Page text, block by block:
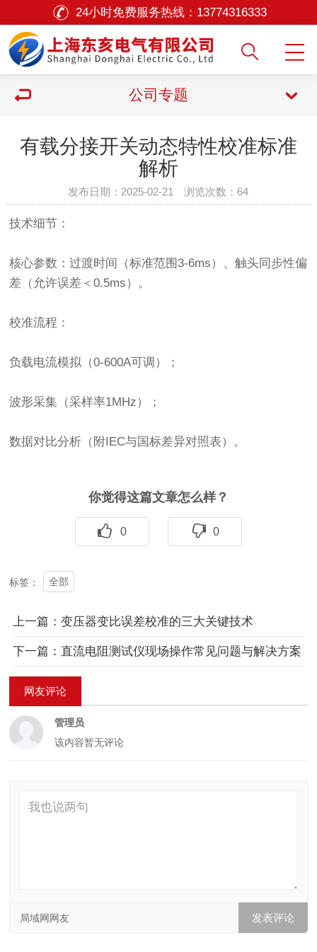
24小时免费服务热线： 13774316333
公司专题
有载分接开关动态特性校准标准
解析
发布日期：2025-02-21 浏览次数： 64
技术细节：
核心参数：过渡时间（标准范围3-6ms）、触头同步性偏
差（允许误差＜0.5ms）。
校准流程：
负载电流模拟（0-600A可调）；
波形采集（采样率1MHz）；
数据对比分析（附IEC与国标差异对照表）。
你觉得这篇文章怎么样？
0 0
标签： 全部
上一篇：变压器变比误差校准的三大关键技术
下一篇：直流电阻测试仪现场操作常见问题与解决方案
网友评论
管理员
该内容暂无评论
局域网网友